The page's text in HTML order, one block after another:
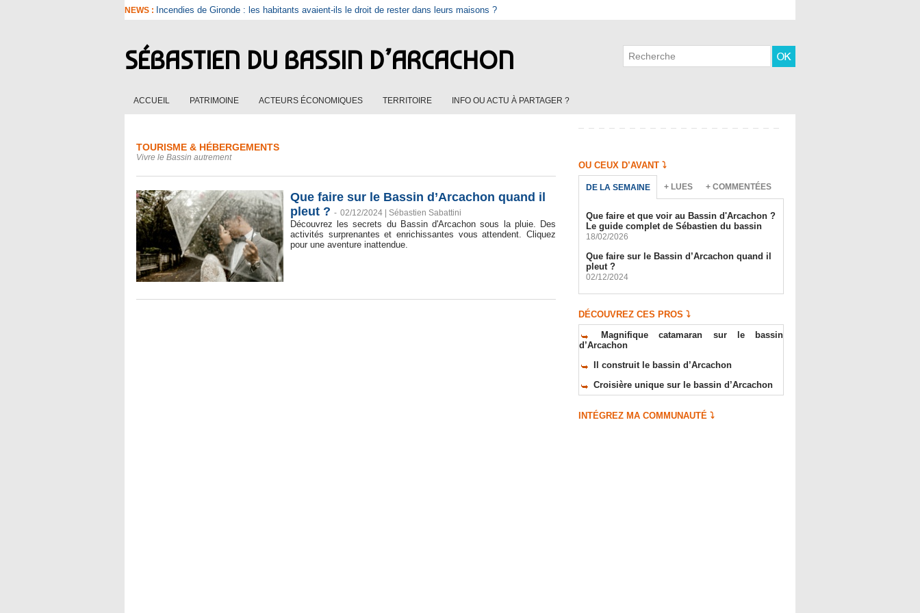
NEWS : Incendies de Gironde : les habitants avaient-ils le droit de rester dans leurs maisons ?
SÉBASTIEN DU BASSIN D’ARCACHON
ACCUEIL PATRIMOINE ACTEURS ÉCONOMIQUES TERRITOIRE INFO OU ACTU À PARTAGER ?
TOURISME & HÉBERGEMENTS
Vivre le Bassin autrement
Que faire sur le Bassin d’Arcachon quand il
pleut ? - 02/12/2024 | Sébastien Sabattini
Découvrez les secrets du Bassin d'Arcachon sous la pluie. Des
activités surprenantes et enrichissantes vous attendent. Cliquez
pour une aventure inattendue.
OU CEUX D’AVANT ⤵️
DE LA SEMAINE + LUES + COMMENTÉES
Que faire et que voir au Bassin d'Arcachon ?
Le guide complet de Sébastien du bassin
18/02/2026
Que faire sur le Bassin d’Arcachon quand il
pleut ?
02/12/2024
DÉCOUVREZ CES PROS ⤵️
Magnifique catamaran sur le bassin
d’Arcachon
Il construit le bassin d’Arcachon
Croisière unique sur le bassin d’Arcachon
INTÉGREZ MA COMMUNAUTÉ ⤵️